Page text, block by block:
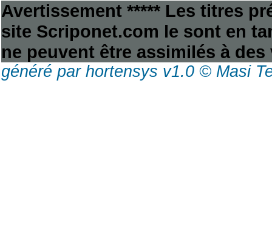
Avertissement ***** Les titres
site Scriponet.com le sont en
ne peuvent être assimilés à
généré par hortensys v1.0 © Masi